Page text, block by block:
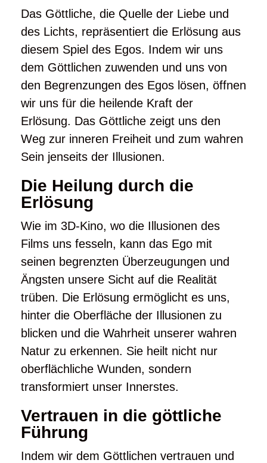
Das Göttliche, die Quelle der Liebe und
des Lichts, repräsentiert die Erlösung aus
diesem Spiel des Egos. Indem wir uns
dem Göttlichen zuwenden und uns von
den Begrenzungen des Egos lösen, öffnen
wir uns für die heilende Kraft der
Erlösung. Das Göttliche zeigt uns den
Weg zur inneren Freiheit und zum wahren
Sein jenseits der Illusionen.
Die Heilung durch die
Erlösung
Wie im 3D-Kino, wo die Illusionen des
Films uns fesseln, kann das Ego mit
seinen begrenzten Überzeugungen und
Ängsten unsere Sicht auf die Realität
trüben. Die Erlösung ermöglicht es uns,
hinter die Oberfläche der Illusionen zu
blicken und die Wahrheit unserer wahren
Natur zu erkennen. Sie heilt nicht nur
oberflächliche Wunden, sondern
transformiert unser Innerstes.
Vertrauen in die göttliche
Führung
Indem wir dem Göttlichen vertrauen und